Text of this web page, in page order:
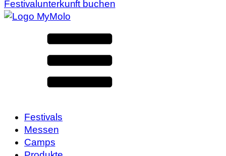
Festivalunterkunft buchen
Festivals
Messen
Camps